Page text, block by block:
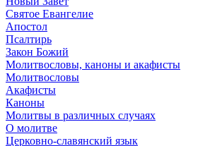
Святое Евангелие
Апостол
Псалтирь
Закон Божий
Молитвословы, каноны и акафисты
Молитвословы
Акафисты
Каноны
Молитвы в различных случаях
О молитве
Церковно-славянский язык